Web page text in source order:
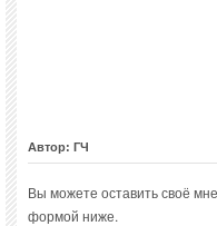
Автор: ГЧ
Вы можете оставить своё
формой ниже.